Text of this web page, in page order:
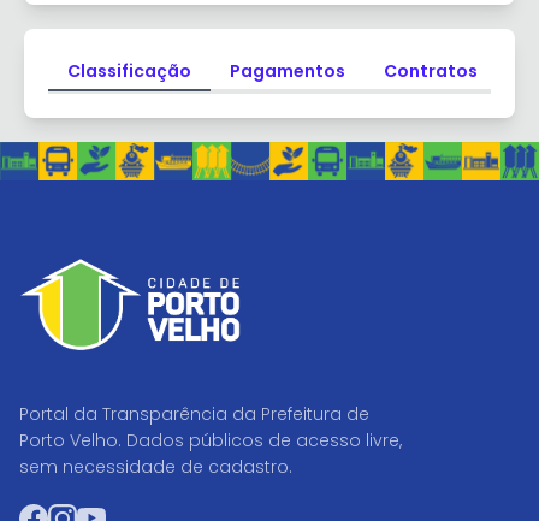
Classificação Pagamentos Contratos
Portal da Transparência da Prefeitura de
Porto Velho. Dados públicos de acesso livre,
sem necessidade de cadastro.